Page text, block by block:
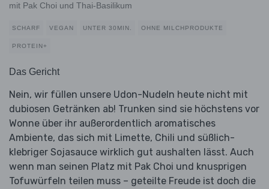
mit Pak Choi und Thai-Basilikum
SCHARF VEGAN UNTER 30MIN. OHNE MILCHPRODUKTE
PROTEIN+
Das Gericht
Nein, wir füllen unsere Udon-Nudeln heute nicht mit
dubiosen Getränken ab! Trunken sind sie höchstens vor
Wonne über ihr außerordentlich aromatisches
Ambiente, das sich mit Limette, Chili und süßlich-
klebriger Sojasauce wirklich gut aushalten lässt. Auch
wenn man seinen Platz mit Pak Choi und knusprigen
Tofuwürfeln teilen muss – geteilte Freude ist doch die